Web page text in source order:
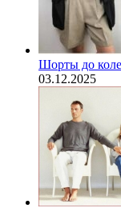
Шорты до
03.12.2025